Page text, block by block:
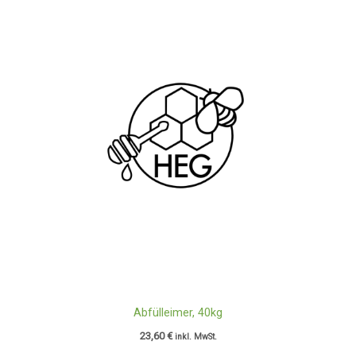
Abfülleimer, 40kg
23,60€ inkl. MwSt.